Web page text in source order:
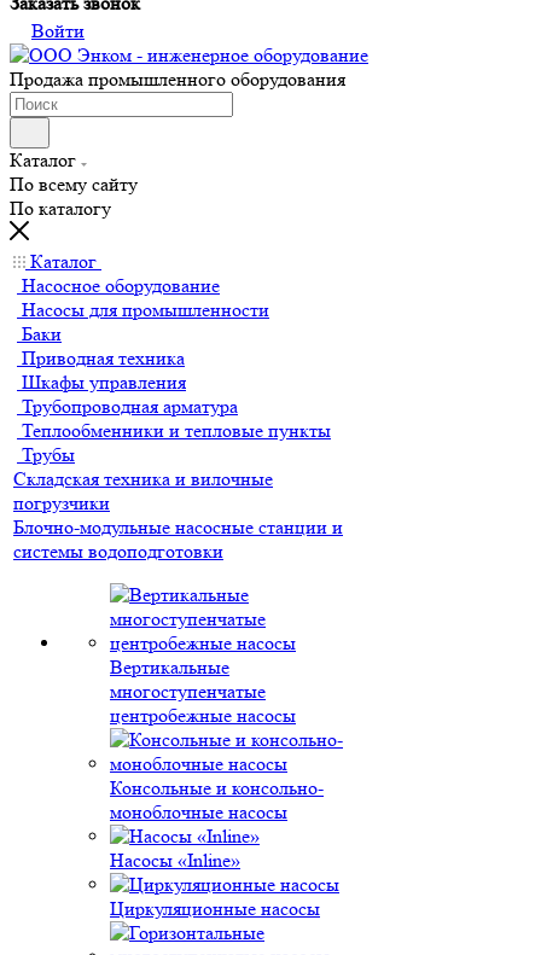
Войти
Продажа промышленного оборудования
Каталог
По всему сайту
По каталогу
Каталог
Насосное оборудование
Насосы для промышленности
Баки
Приводная техника
Шкафы управления
Трубопроводная арматура
Теплообменники и тепловые пункты
Трубы
Складская техника и вилочные
погрузчики
Блочно-модульные насосные станции и
системы водоподготовки
Вертикальные
многоступенчатые
центробежные насосы
Консольные и консольно-
моноблочные насосы
Насосы «Inline»
Циркуляционные насосы